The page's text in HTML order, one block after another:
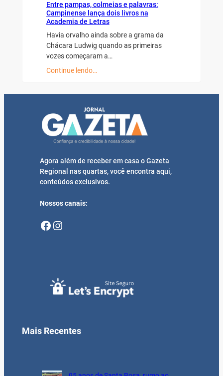
Entre pampas, colmeias e palavras:
Campinense lança dois livros na
Academia de Letras
Havia orvalho ainda sobre a grama da
Chácara Ludwig quando as primeiras
vozes começaram a…
Continue lendo…
Agora além de receber em casa o Gazeta
Regional nas quartas, você encontra aqui,
conteúdos exclusivos.
Nossos canais:
Facebook Instagram
Mais Recentes